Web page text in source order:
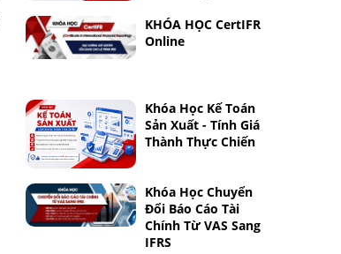
KHÓA HỌC CertIFR
Online
Khóa Học Kế Toán
Sản Xuất - Tính Giá
Thành Thực Chiến
Khóa Học Chuyển
Đổi Báo Cáo Tài
Chính Từ VAS Sang
IFRS